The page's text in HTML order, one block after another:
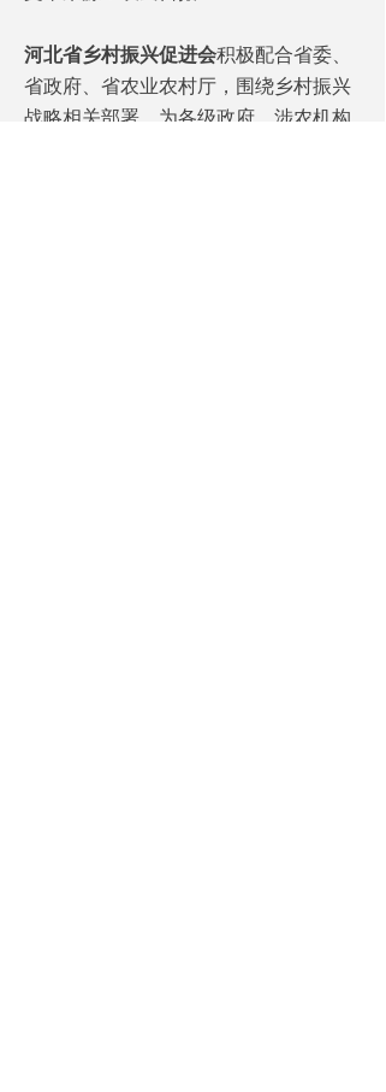
河北省乡村振兴促进会积极配合省委、
省政府、省农业农村厅，围绕乡村振兴
战略相关部署，为各级政府、涉农机构